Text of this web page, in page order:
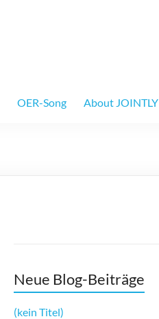
OER-Song About JOINTLY
Neue Blog-Beiträge
(kein Titel)